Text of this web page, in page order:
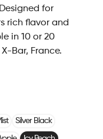
for
rich flavor and
in 10 or 20
Bar, France.
Silver Black